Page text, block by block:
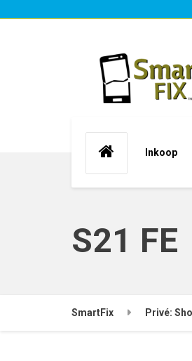
Inkoop
S21 FE
SmartFix Privé: